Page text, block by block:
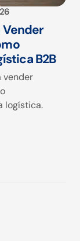
Vender
B2B
vender
logística.